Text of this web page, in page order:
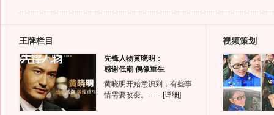
王牌栏目
先锋人物黄晓明：
感谢低潮 偶像重生
黄晓明开始意识到，有些事
情需要改变。…… [详细]
视频策划